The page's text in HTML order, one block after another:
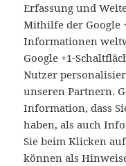
Erfassung und
Mithilfe der Google
Informationen
Google +1-
Nutzer
unseren Partnern.
Information, dass
haben, als auch
Sie beim Klicken
können als